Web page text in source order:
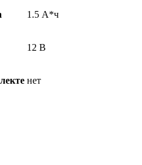
1.5 А*ч
12 В
нет